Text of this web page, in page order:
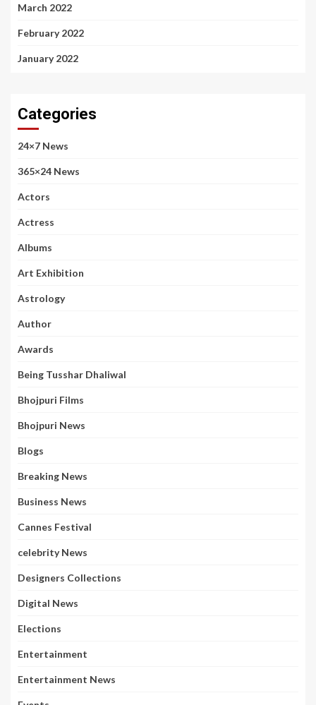
March 2022
February 2022
January 2022
Categories
24×7 News
365×24 News
Actors
Actress
Albums
Art Exhibition
Astrology
Author
Awards
Being Tusshar Dhaliwal
Bhojpuri Films
Bhojpuri News
Blogs
Breaking News
Business News
Cannes Festival
celebrity News
Designers Collections
Digital News
Elections
Entertainment
Entertainment News